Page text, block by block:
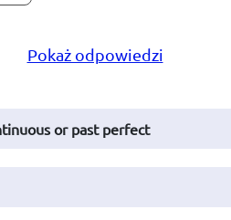
Pokaż odpowiedzi
or past perfect